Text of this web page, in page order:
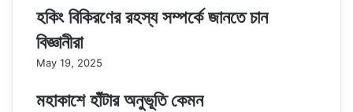
হকিং বিকিরণের রহস্য সম্পর্কে জানতে চান
বিজ্ঞানীরা
May 19, 2025
মহাকাশে হাঁটার অনুভূতি কেমন